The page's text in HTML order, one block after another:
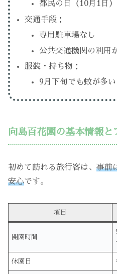
都民の日（10月1日
交通手段：
専用駐車場なし
公共交通機関の利用
服装・持ち物：
9月下旬でも蚊が多
向島百花園の基本情報と
初めて訪れる旅行客は、 事前
安心です。
項目
開園時間
休園日